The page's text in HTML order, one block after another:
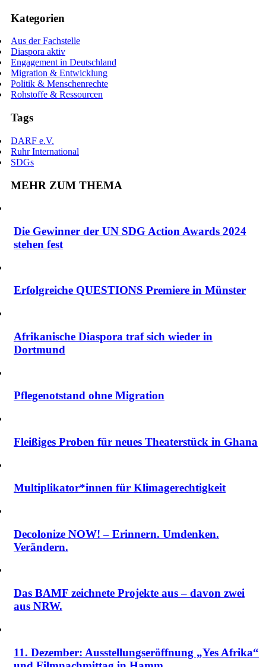
Kategorien
Aus der Fachstelle
Diaspora aktiv
Engagement in Deutschland
Migration & Entwicklung
Politik & Menschenrechte
Rohstoffe & Ressourcen
Tags
DARF e.V.
Ruhr International
SDGs
MEHR ZUM THEMA
Die Gewinner der UN SDG Action Awards 2024
stehen fest
Erfolgreiche QUESTIONS Premiere in Münster
Afrikanische Diaspora traf sich wieder in
Dortmund
Pflegenotstand ohne Migration
Fleißiges Proben für neues Theaterstück in Ghana
Multiplikator*innen für Klimagerechtigkeit
Decolonize NOW! – Erinnern. Umdenken.
Verändern.
Das BAMF zeichnete Projekte aus – davon zwei
aus NRW.
11. Dezember: Ausstellungseröffnung „Yes Afrika“